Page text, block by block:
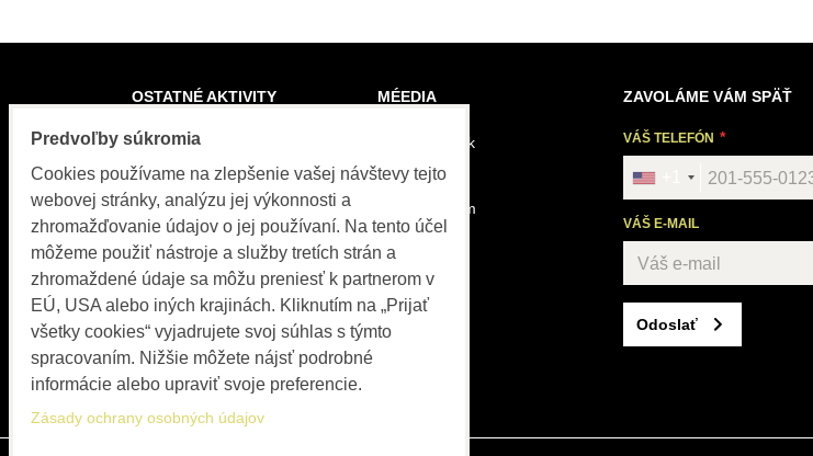
OSTATNÉ AKTIVITY
Komerčné zariadenia
PVC systémy
Športová infraštruktúra
Mobilná muštáreň
OZ Farmárikovia
Psí salón
MÉEDIA
Facebook
Twitter
Instagram
ZAVOLÁME VÁM SPÄŤ
VÁŠ TELEFÓN
VÁŠ E-MAIL
Odoslať
Predvoľby súkromia
Cookies používame na zlepšenie vašej návštevy tejto
webovej stránky, analýzu jej výkonnosti a
zhromažďovanie údajov o jej používaní. Na tento účel
môžeme použiť nástroje a služby tretích strán a
zhromaždené údaje sa môžu preniesť k partnerom v
EÚ, USA alebo iných krajinách. Kliknutím na „Prijať
všetky cookies“ vyjadrujete svoj súhlas s týmto
spracovaním. Nižšie môžete nájsť podrobné
informácie alebo upraviť svoje preferencie.
Zásady ochrany osobných údajov